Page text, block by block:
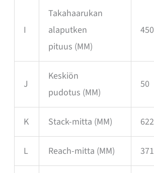
I
Takahaarukan
alaputken
pituus (MM)
450
J
Keskiön
pudotus (MM)
50
K Stack-mitta (MM) 622
L Reach-mitta (MM) 371